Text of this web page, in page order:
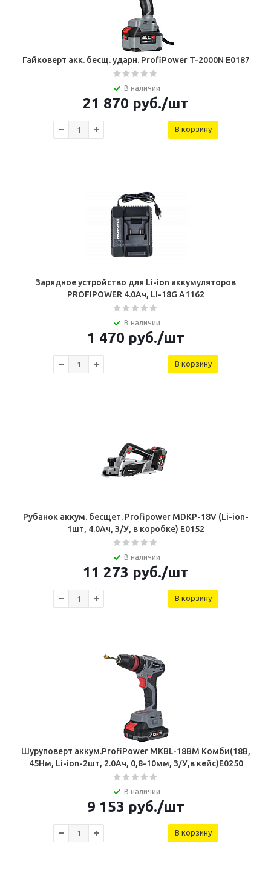
Гайковерт акк. бесщ. ударн. ProfiPower T-2000N E0187
В наличии
21 870 руб./шт
В корзину
Зарядное устройство для Li-ion аккумуляторов
PROFIPOWER 4.0Ач, LI-18G A1162
В наличии
1 470 руб./шт
В корзину
Рубанок аккум. бесщет. Profipower MDKP-18V (Li-ion-
1шт, 4.0Ач, З/У, в коробке) E0152
В наличии
11 273 руб./шт
В корзину
Шуруповерт аккум.ProfiPower MKBL-18BM Комби(18В,
45Нм, Li-ion-2шт, 2.0Ач, 0,8-10мм, З/У,в кейс)E0250
В наличии
9 153 руб./шт
В корзину